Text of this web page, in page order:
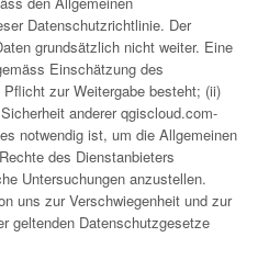
Datenschutzrichtlinie. Der
grundsätzlich nicht weiter. Eine
Einschätzung des
zur Weitergabe besteht; (ii)
anderer qgiscloud.com-
notwendig ist, um die Allgemeinen
des Dienstanbieters
Untersuchungen anzustellen.
uns zur Verschwiegenheit und zur
geltenden Datenschutzgesetze